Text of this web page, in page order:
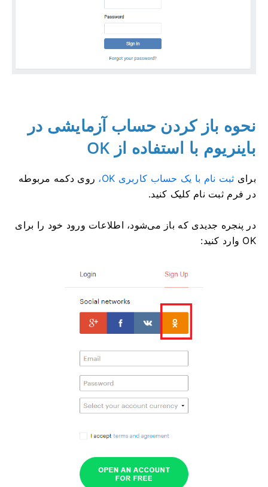
نحوه باز کردن حساب آزمایشی در
باینریوم با استفاده از OK
برای ثبت نام با یک حساب کاربری OK،
روی دکمه مربوطه
در فرم ثبت نام کلیک کنید.
در پنجره جدیدی که باز می‌شود، اطلاعات ورود خود را برای
OK وارد کنید: